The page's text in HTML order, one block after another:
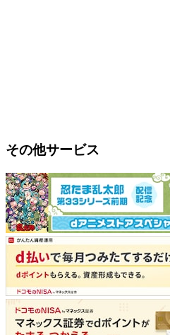
その他サービス